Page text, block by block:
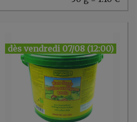
dès vendredi 07/08 (12:00)